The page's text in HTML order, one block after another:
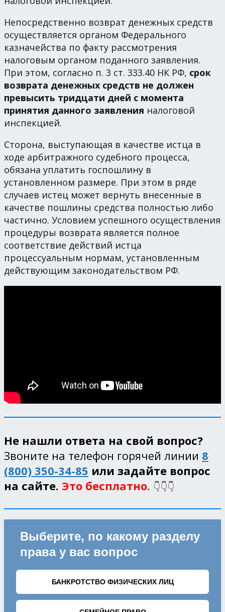
Непосредственно возврат денежных средств
осуществляется органом Федерального
казначейства по факту рассмотрения
налоговым органом поданного заявления.
При этом, согласно п. 3 ст. 333.40 НК РФ, срок
возврата денежных средств не должен
превысить тридцати дней с момента
принятия данного заявления налоговой
инспекцией.
Сторона, выступающая в качестве истца в
ходе арбитражного судебного процесса,
обязана уплатить госпошлину в
установленном размере. При этом в ряде
случаев истец может вернуть внесенные в
качестве пошлины средства полностью либо
частично. Условием успешного осуществления
процедуры возврата является полное
соответствие действий истца
процессуальным нормам, установленным
действующим законодательством РФ.
Не нашли ответа на свой вопрос?
Звоните на телефон горячей линии 8
(800) 350-34-85 или задайте вопрос
на сайте. Это бесплатно. 👇👇👇